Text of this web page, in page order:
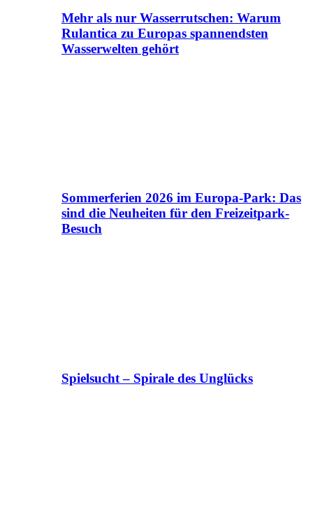
Mehr als nur Wasserrutschen: Warum
Rulantica zu Europas spannendsten
Wasserwelten gehört
Sommerferien 2026 im Europa-Park: Das
sind die Neuheiten für den Freizeitpark-
Besuch
Spielsucht – Spirale des Unglücks